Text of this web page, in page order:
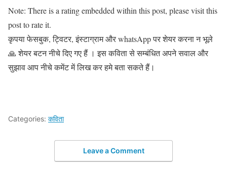
Note: There is a rating embedded within this post, please visit this
post to rate it.
कृपया फेसबुक, ट्विटर, इंस्टाग्राम और whatsApp पर शेयर करना न भूले
🙏 शेयर बटन नीचे दिए गए हैं । इस कविता से सम्बंधित अपने सवाल और
सुझाव आप नीचे कमेंट में लिख कर हमे बता सकते हैं।
Categories: कविता
Leave a Comment